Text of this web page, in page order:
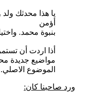
يا هذا محدثك
أؤمن
بنبوة محمد.
أذا اردت أن
مواضيع جديدة
الموضوع الاصلي.
ورد صاحبنا كان: